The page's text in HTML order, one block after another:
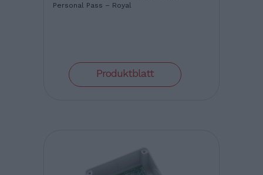
Personal Pass – Royal
Produktblatt